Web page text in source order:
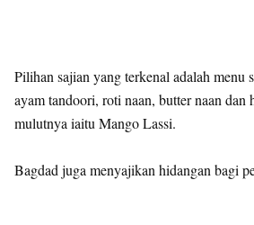
Pilihan sajian yang terkenal adalah menu
ayam tandoori, roti naan, butter naan dan
mulutnya iaitu Mango Lassi.
Bagdad juga menyajikan hidangan bagi